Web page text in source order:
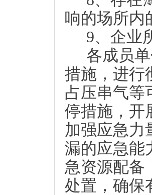
响的场所内
9、企业
各成员
措施，进行
占压串气等
停措施，开
加强应急力
漏的应急能
急资源配备
处置，确保